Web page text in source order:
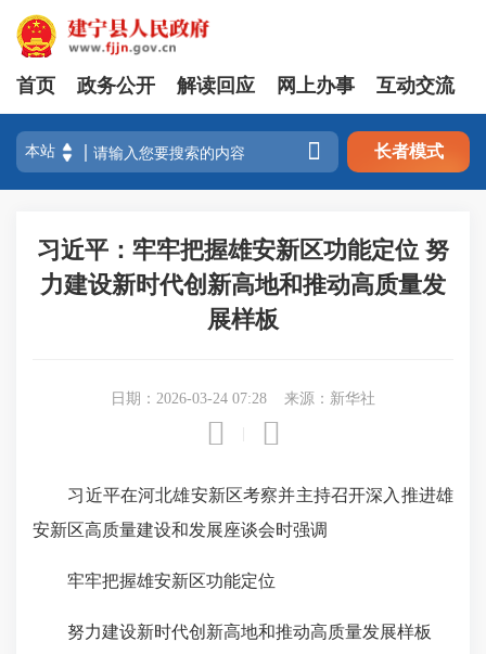
首页 政务公开 解读回应 网上办事 互动交流
 长者模式
习近平：牢牢把握雄安新区功能定位 努
力建设新时代创新高地和推动高质量发
展样板
日期：2026-03-24 07:28 来源：新华社
 
习近平在河北雄安新区考察并主持召开深入推进雄
安新区高质量建设和发展座谈会时强调
牢牢把握雄安新区功能定位
努力建设新时代创新高地和推动高质量发展样板